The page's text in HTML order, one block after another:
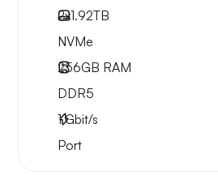
2x1.92TB
NVMe
256GB RAM
DDR5
1Gbit/s
Port